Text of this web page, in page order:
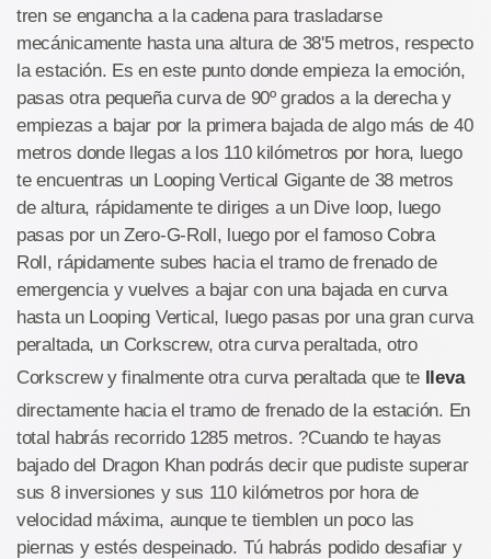
tren se engancha a la cadena para trasladarse
mecánicamente hasta una altura de 38'5 metros, respecto
la estación. Es en este punto donde empieza la emoción,
pasas otra pequeña curva de 90º grados a la derecha y
empiezas a bajar por la primera bajada de algo más de 40
metros donde llegas a los 110 kilómetros por hora, luego
te encuentras un Looping Vertical Gigante de 38 metros
de altura, rápidamente te diriges a un Dive loop, luego
pasas por un Zero-G-Roll, luego por el famoso Cobra
Roll, rápidamente subes hacia el tramo de frenado de
emergencia y vuelves a bajar con una bajada en curva
hasta un Looping Vertical, luego pasas por una gran curva
peraltada, un Corkscrew, otra curva peraltada, otro
Corkscrew y finalmente otra curva peraltada que te lleva
directamente hacia el tramo de frenado de la estación. En
total habrás recorrido 1285 metros. ?Cuando te hayas
bajado del Dragon Khan podrás decir que pudiste superar
sus 8 inversiones y sus 110 kilómetros por hora de
velocidad máxima, aunque te tiemblen un poco las
piernas y estés despeinado. Tú habrás podido desafiar y